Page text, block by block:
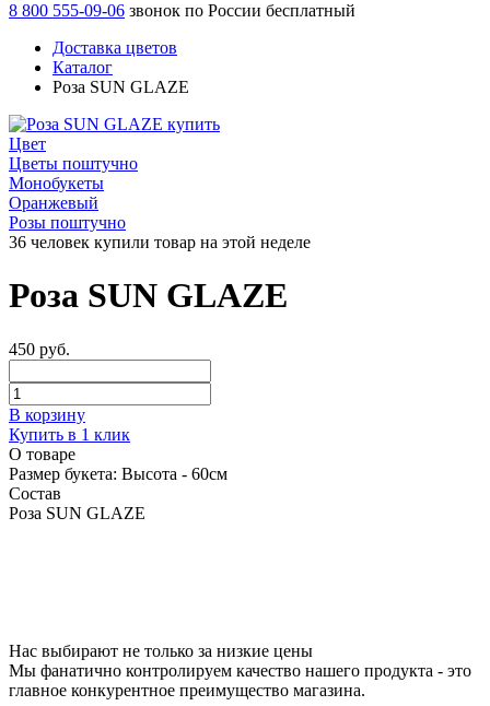
8 800 555-09-06 звонок по России бесплатный
Доставка цветов
Каталог
Роза SUN GLAZE
Цвет
Цветы поштучно
Монобукеты
Оранжевый
Розы поштучно
36 человек купили товар на этой неделе
Роза SUN GLAZE
450 руб.
В корзину
Купить в 1 клик
О товаре
Размер букета: Высота - 60см
Состав
Роза SUN GLAZE
Нас выбирают не только за низкие цены
Мы фанатично контролируем качество нашего продукта - это
главное конкурентное преимущество магазина.